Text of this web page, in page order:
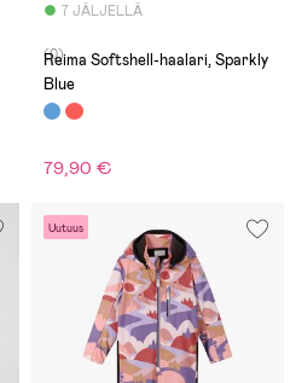
7 JÄLJELLÄ
(0)
Reima Softshell-haalari, Sparkly
Blue
79,90 €
Uutuus